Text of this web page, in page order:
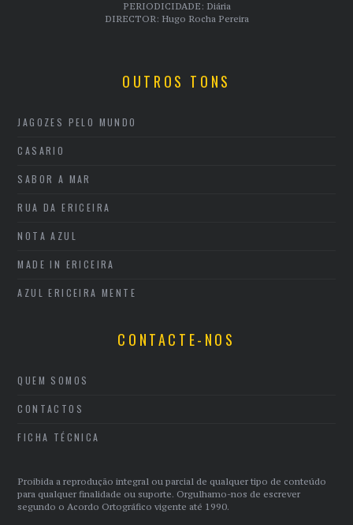
PERIODICIDADE: Diária
DIRECTOR: Hugo Rocha Pereira
OUTROS TONS
JAGOZES PELO MUNDO
CASARIO
SABOR A MAR
RUA DA ERICEIRA
NOTA AZUL
MADE IN ERICEIRA
AZUL ERICEIRA MENTE
CONTACTE-NOS
QUEM SOMOS
CONTACTOS
FICHA TÉCNICA
Proibida a reprodução integral ou parcial de qualquer tipo de conteúdo
para qualquer finalidade ou suporte. Orgulhamo-nos de escrever
segundo o Acordo Ortográfico vigente até 1990.